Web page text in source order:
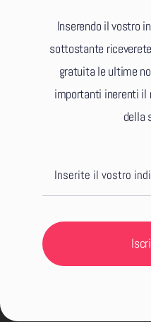
Inserendo il vostro
sottostante
gratuita le ultime
importanti inerenti il
della